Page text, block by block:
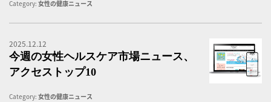
Category: 女性の健康ニュース
2025.12.12
今週の女性ヘルスケア市場ニュース、
アクセストップ10
Category: 女性の健康ニュース